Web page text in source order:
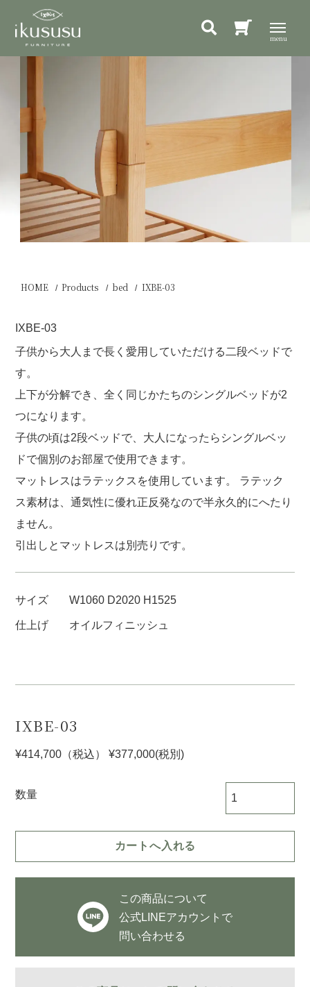
HOME Products bed IXBE-03
IXBE-03
子供から大人まで長く愛用していただける二段ベッドで
す。
上下が分解でき、全く同じかたちのシングルベッドが2
つになります。
子供の頃は2段ベッドで、大人になったらシングルベッ
ドで個別のお部屋で使用できます。
マットレスはラテックスを使用しています。 ラテック
ス素材は、通気性に優れ正反発なので半永久的にへたり
ません。
引出しとマットレスは別売りです。
サイズ W1060 D2020 H1525
仕上げ オイルフィニッシュ
IXBE-03
¥414,700 （税込） ¥377,000(税別)
数量
この商品について
公式LINEアカウントで
問い合わせる